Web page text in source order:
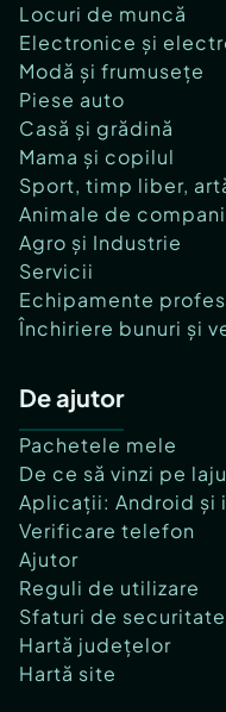
Locuri de muncă
Electronice și
Modă și frumusețe
Piese auto
Casă și grădină
Mama și copilul
Sport, timp liber,
Animale de
Agro și Industrie
Servicii
Echipamente
Închiriere bunuri și
De ajutor
Pachetele mele
De ce să vinzi pe
Aplicații: Android și
Verificare telefon
Ajutor
Reguli de utilizare
Sfaturi de securitate
Hartă județelor
Hartă site